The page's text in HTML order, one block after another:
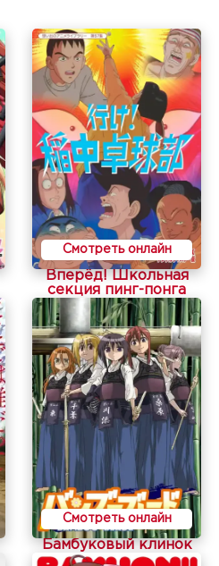
Смотреть онлайн
Вперёд! Школьная
секция пинг-понга
Смотреть онлайн
Бамбуковый клинок